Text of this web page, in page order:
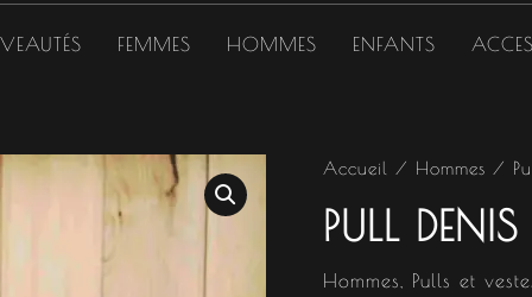
FEMMES HOMMES ENFANTS
Accueil / Hommes /
PULL DENIS
Hommes Pulls et
Le
prix
initial
quantité
Pull
Denis